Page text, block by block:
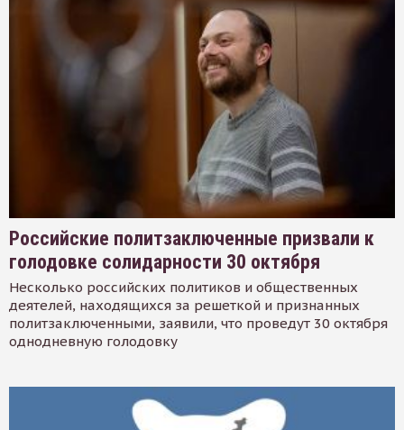
Российские политзаключенные призвали к
голодовке солидарности 30 октября
Несколько российских политиков и общественных
деятелей, находящихся за решеткой и признанных
политзаключенными, заявили, что проведут 30 октября
однодневную голодовку